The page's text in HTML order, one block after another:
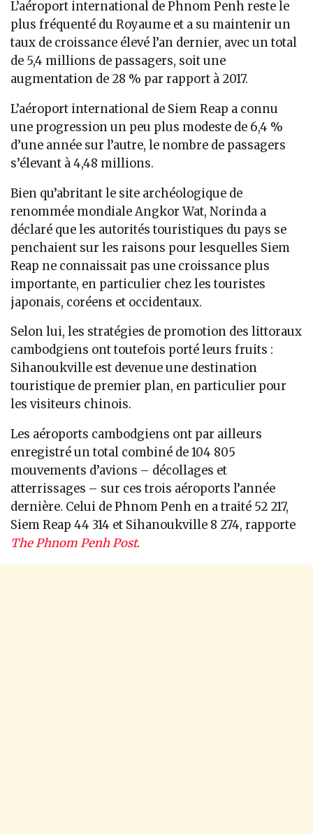
L’aéroport international de Phnom Penh reste le
plus fréquenté du Royaume et a su maintenir un
taux de croissance élevé l’an dernier, avec un total
de 5,4 millions de passagers, soit une
augmentation de 28 % par rapport à 2017.
L’aéroport international de Siem Reap a connu
une progression un peu plus modeste de 6,4 %
d’une année sur l’autre, le nombre de passagers
s’élevant à 4,48 millions.
Bien qu’abritant le site archéologique de
renommée mondiale Angkor Wat, Norinda a
déclaré que les autorités touristiques du pays se
penchaient sur les raisons pour lesquelles Siem
Reap ne connaissait pas une croissance plus
importante, en particulier chez les touristes
japonais, coréens et occidentaux.
Selon lui, les stratégies de promotion des littoraux
cambodgiens ont toutefois porté leurs fruits :
Sihanoukville est devenue une destination
touristique de premier plan, en particulier pour
les visiteurs chinois.
Les aéroports cambodgiens ont par ailleurs
enregistré un total combiné de 104 805
mouvements d’avions – décollages et
atterrissages – sur ces trois aéroports l’année
dernière. Celui de Phnom Penh en a traité 52 217,
Siem Reap 44 314 et Sihanoukville 8 274, rapporte
The Phnom Penh Post.